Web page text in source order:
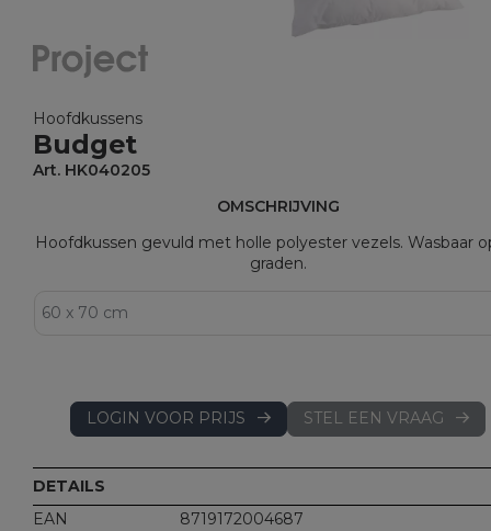
Hoofdkussens
Budget
Art. HK040205
OMSCHRIJVING
Hoofdkussen gevuld met holle polyester vezels. Wasbaar
graden.
LOGIN VOOR PRIJS STEL EEN VRAAG
DETAILS
EAN
8719172004687